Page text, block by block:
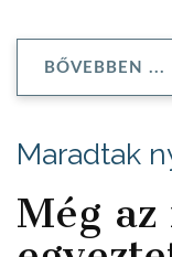
BŐVEBBEN ...
Maradtak
Még